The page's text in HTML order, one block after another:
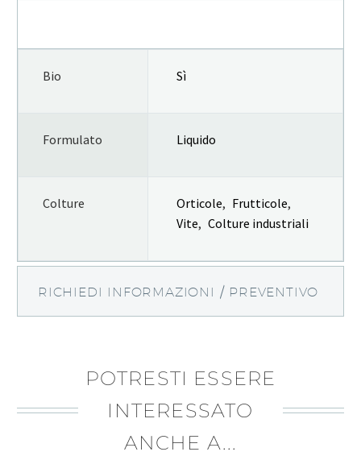
Bio Sì
Formulato Liquido
Colture Orticole, Frutticole,
Vite, Colture industriali
RICHIEDI INFORMAZIONI / PREVENTIVO
POTRESTI ESSERE
INTERESSATO
ANCHE A...